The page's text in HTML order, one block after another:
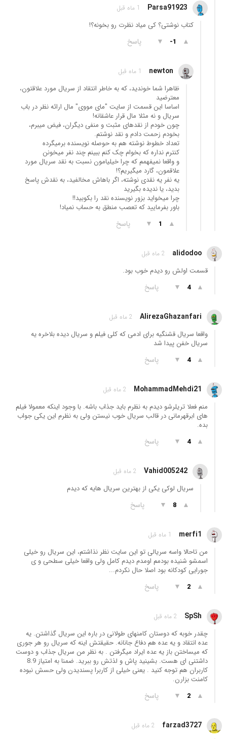
Parsa91923 1 ماه قبل
کتاب نوشتی؟ کی میاد نظرت رو بخونه؟!
▲
-1
▼ پاسخ
newton 1 ماه قبل
ظاهرا شما خوندید، که به خاطر انتقاد از سریال مورد علاقتون،
معترضید
اساسا این قسمت از سایت "مای مووی" مال ارائه نظر در باب
سریال و نه مثلا مال قرار عاشقانه!
چون خودم از نقدهای مثبت و منفی دیگران، فیض میبرم،
بخودم زحمت دادم و نقد نوشتم.
تعداد خطوط نوشته هم به حوصله نویسنده برمیگرده
کنترم نداره که بخوام چک کنم ببینم چند نفر میخونن
و واقعا نمیفهمم که چرا خیلیامون نسبت به نقد سریال مورد
علاقمون، گارد میگیریم؟!
یه نفر یه نقدی نوشته، اگر باهاش مخالفید، به نقدش پاسخ
بدید، یا ندیده بگیرید
چرا میخواید بزور نویسنده نقد را بکوبید!!
باور بفرمایید که تعصب منطق به حساب نمیاد!
▲
1
▼ پاسخ
alidodoo 2 ماه قبل
قسمت اولش رو دیدم خوب بود.
▲
4
▼ پاسخ
AlirezaGhazanfari 2 ماه قبل
واقعا سریال قشنگیه برای ادمی که کلی فیلم و سریال دیده بلاخره یه
سریال خفن پیدا شد
▲
4
▼ پاسخ
MohammadMehdi21 2 ماه قبل
منم فعلا تریلرشو دیدم به نظرم باید جذاب باشه. با وجود اینکه معمولا فیلم
های ابرقهرمانی در قالب سریال خوب نیستن ولی به نظرم این یکی جواب
بده.
▲
4
▼ پاسخ
Vahid005242 2 ماه قبل
سریال لوکی یکی از بهترین سریال هایه که دیدم
▲
8
▼ پاسخ
merfi1 1 ماه قبل
من تاحالا واسه سریالی تو این سایت نظر نذاشتم، این سریال رو خیلی
اسمشو شنیده بودمم اومدم دیدم کامل ولی واقعا خیلی سطحی و ی
جورایی کودکانه بود اصلا حال نکردم...
▲
2
▼ پاسخ
SpSh 2 ماه قبل
چقدر خوبه که دوستان کامنهای طولانی در باره این سریال گذاشتن. یه
عده انتقاد و یه عده هم دفاع جانانه. حقیقتش اینه که سریال رو هر جوری
که میساختن باز یه عده ایراد میگرفتن . به نظر من سریال جذاب و دوست
داشتنی ای هست. بشینید پاش و لذتش رو ببرید. ضمنا به امتیاز 8.9
کاربران هم توجه کنید . یعنی خیلی از کاربرا پسندیدن ولی حسش نبوده
کامنت بزارن.
▲
2
▼ پاسخ
farzad3727 2 ماه قبل